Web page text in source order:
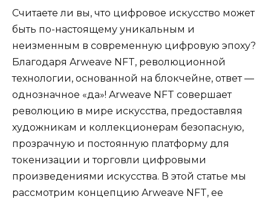
Считаете ли вы, что цифровое искусство может
быть по-настоящему уникальным и
неизменным в современную цифровую эпоху?
Благодаря Arweave NFT, революционной
технологии, основанной на блокчейне, ответ —
однозначное «да»! Arweave NFT совершает
революцию в мире искусства, предоставляя
художникам и коллекционерам безопасную,
прозрачную и постоянную платформу для
токенизации и торговли цифровыми
произведениями искусства. В этой статье мы
рассмотрим концепцию Arweave NFT, ее